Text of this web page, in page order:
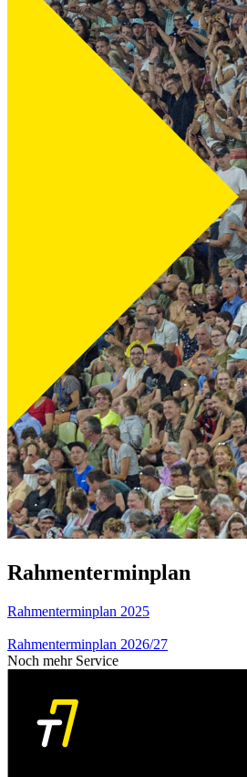
Rahmenterminplan
Rahmenterminplan 2025
Rahmenterminplan 2026/27
Noch mehr Service